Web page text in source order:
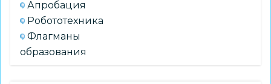
Апробация
Робототехника
Флагманы
образования